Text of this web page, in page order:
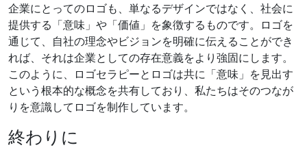
企業にとってのロゴも、単なるデザインではなく、社会に
提供する「意味」や「価値」を象徴するものです。ロゴを
通じて、自社の理念やビジョンを明確に伝えることができ
れば、それは企業としての存在意義をより強固にします。
このように、ロゴセラピーとロゴは共に「意味」を見出す
という根本的な概念を共有しており、私たちはそのつなが
りを意識してロゴを制作しています。
終わりに